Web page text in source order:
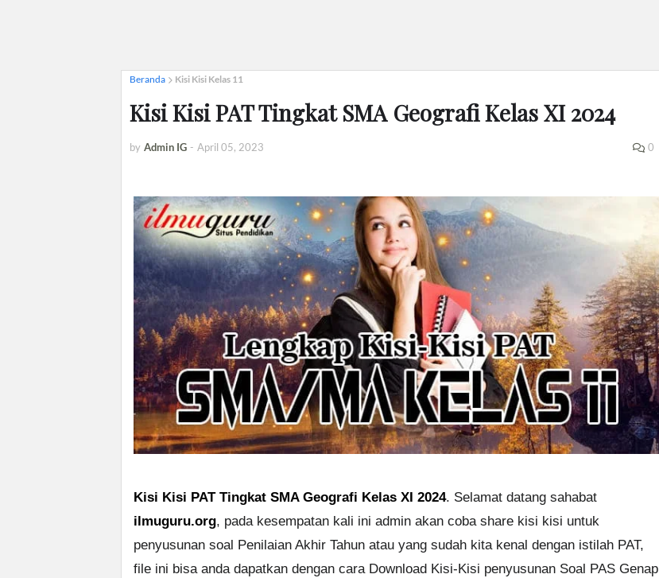
Beranda Kisi Kisi Kelas 11
Kisi Kisi PAT Tingkat SMA Geografi Kelas XI 2024
by Admin IG - April 05, 2023 0
Kisi Kisi PAT Tingkat SMA Geografi Kelas XI 2024. Selamat datang sahabat
ilmuguru.org, pada kesempatan kali ini admin akan coba share kisi kisi untuk
penyusunan soal Penilaian Akhir Tahun atau yang sudah kita kenal dengan istilah PAT,
file ini bisa anda dapatkan dengan cara Download Kisi-Kisi penyusunan Soal PAS Genap